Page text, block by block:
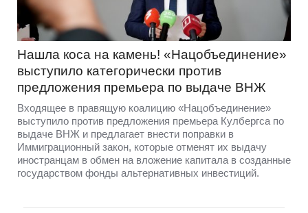
Нашла коса на камень! «Нацобъединение»
выступило категорически против
предложения премьера по выдаче ВНЖ
Входящее в правящую коалицию «Нацобъединение»
выступило против предложения премьера Кулбергса по
выдаче ВНЖ и предлагает внести поправки в
Иммиграционный закон, которые отменят их выдачу
иностранцам в обмен на вложение капитала в созданные
государством фонды альтернативных инвестиций.